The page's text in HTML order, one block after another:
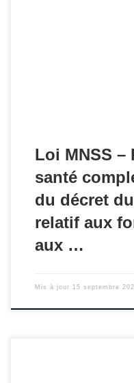
Loi MNSS –
santé
du décret
relatif aux
aux …
Mis à jour 15 septembre